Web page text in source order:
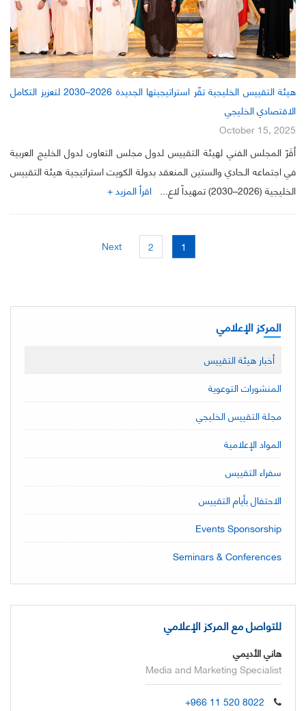
هيئة التقييس الخليجية تقّر استراتيجيتها الجديدة 2026–2030 لتعزيز التكامل
الاقتصادي الخليجي
October 15, 2025
أقَرّ المجلس الفني لهيئة التقييس لدول مجلس التعاون لدول الخليج العربية
في اجتماعه الـحادي والستين المنعقد بدولة الكويت استراتيجية هيئة التقييس
الخليجية (2026–2030) تمهيداً لاع...
اقرأ المزيد +
1
2
Next
المركز الإعلامي
أخبار هيئة التقييس
المنشورات التوعوية
مجلة التقييس الخليجي
المواد الإعلامية
سفراء التقييس
الاحتفال بأيام التقييس
Events Sponsorship
Seminars & Conferences
للتواصل مع المركز الإعلامي
هاني الأديمي
Media and Marketing Specialist
+966 11 520 8022